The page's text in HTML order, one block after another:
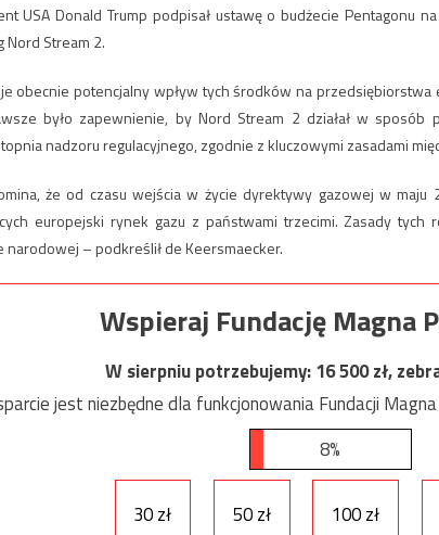
USA Donald Trump podpisał ustawę o budżecie Pentagonu
Nord Stream 2.
obecnie potencjalny wpływ tych środków na przedsiębiorstwa
było zapewnienie, by Nord Stream 2 działał w
nadzoru regulacyjnego, zgodnie z kluczowymi zasadami
że od czasu wejścia w życie dyrektywy gazowej w maju
europejski rynek gazu z państwami trzecimi. Zasady tych
– podkreślił de Keersmaecker.
Wspieraj Fundację Magna
W sierpniu potrzebujemy:16 500zł,
jest niezbędne dla funkcjonowania Fundacji
8%
30 zł 50 zł 100 zł